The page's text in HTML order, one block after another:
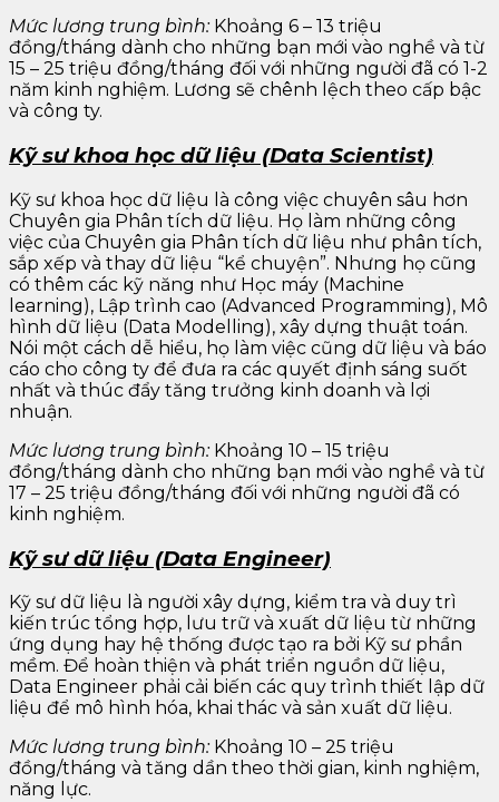
Mức lương trung bình:Khoảng 6 – 13 triệu
đồng/tháng dành cho những bạn mới vào nghề và từ
15 – 25 triệu đồng/tháng đối với những người đã có 1-2
năm kinh nghiệm. Lương sẽ chênh lệch theo cấp bậc
và công ty.
Kỹ sư khoa học dữ liệu (Data Scientist)
Kỹ sư khoa học dữ liệu là công việc chuyên sâu hơn
Chuyên gia Phân tích dữ liệu. Họ làm những công
việc của Chuyên gia Phân tích dữ liệu như phân tích,
sắp xếp và thay dữ liệu “kể chuyện”. Nhưng họ cũng
có thêm các kỹ năng như Học máy (Machine
learning), Lập trình cao (Advanced Programming), Mô
hình dữ liệu (Data Modelling), xây dựng thuật toán.
Nói một cách dễ hiểu, họ làm việc cũng dữ liệu và báo
cáo cho công ty để đưa ra các quyết định sáng suốt
nhất và thúc đẩy tăng trưởng kinh doanh và lợi
nhuận.
Mức lương trung bình:Khoảng 10 – 15 triệu
đồng/tháng dành cho những bạn mới vào nghề và từ
17 – 25 triệu đồng/tháng đối với những người đã có
kinh nghiệm.
Kỹ sư dữ liệu (Data Engineer)
Kỹ sư dữ liệu là người xây dựng, kiểm tra và duy trì
kiến trúc tổng hợp, lưu trữ và xuất dữ liệu từ những
ứng dụng hay hệ thống được tạo ra bởi Kỹ sư phần
mềm. Để hoàn thiện và phát triển nguồn dữ liệu,
Data Engineer phải cải biến các quy trình thiết lập dữ
liệu để mô hình hóa, khai thác và sản xuất dữ liệu.
Mức lương trung bình:Khoảng 10 – 25 triệu
đồng/tháng và tăng dần theo thời gian, kinh nghiệm,
năng lực.